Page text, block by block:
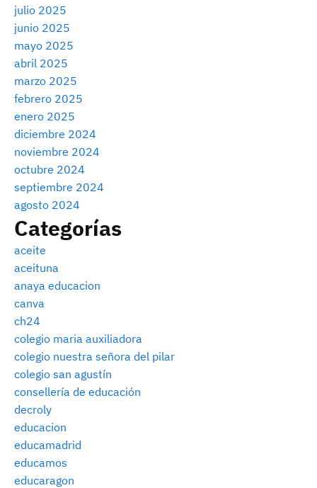
julio 2025
junio 2025
mayo 2025
abril 2025
marzo 2025
febrero 2025
enero 2025
diciembre 2024
noviembre 2024
octubre 2024
septiembre 2024
agosto 2024
Categorías
aceite
aceituna
anaya educacion
canva
ch24
colegio maria auxiliadora
colegio nuestra señora del pilar
colegio san agustín
consellería de educación
decroly
educacion
educamadrid
educamos
educaragon